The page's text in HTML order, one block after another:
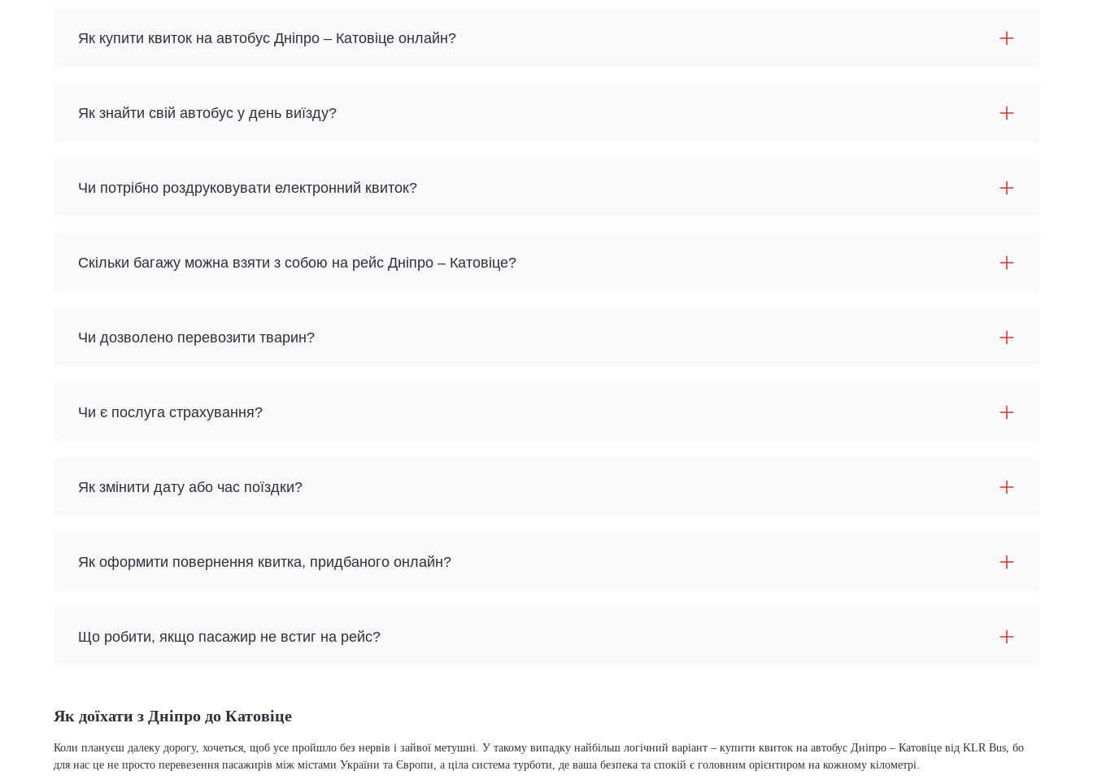
Як купити квиток на автобус Дніпро – Катовіце онлайн?
Як знайти свій автобус у день виїзду?
Чи потрібно роздруковувати електронний квиток?
Скільки багажу можна взяти з собою на рейс Дніпро – Катовіце?
Чи дозволено перевозити тварин?
Чи є послуга страхування?
Як змінити дату або час поїздки?
Як оформити повернення квитка, придбаного онлайн?
Що робити, якщо пасажир не встиг на рейс?
Як доїхати з Дніпро до Катовіце
Коли плануєш далеку дорогу, хочеться, щоб усе пройшло без нервів і зайвої метушні. У такому випадку найбільш логічний варіант – купити квиток на автобус Дніпро – Катовіце від KLR Bus, бо
для нас це не просто перевезення пасажирів між містами України та Європи, а ціла система турботи, де ваша безпека та спокій є головним орієнтиром на кожному кілометрі.